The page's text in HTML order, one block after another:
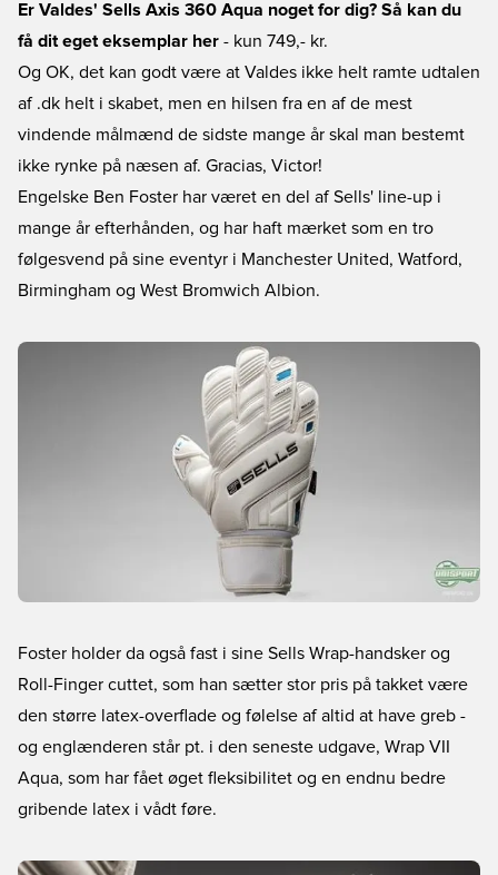
Er Valdes' Sells Axis 360 Aqua noget for dig? Så kan du
få dit eget eksemplar her - kun 749,- kr.
Og OK, det kan godt være at Valdes ikke helt ramte udtalen
af .dk helt i skabet, men en hilsen fra en af de mest
vindende målmænd de sidste mange år skal man bestemt
ikke rynke på næsen af. Gracias, Victor!
Engelske Ben Foster har været en del af Sells' line-up i
mange år efterhånden, og har haft mærket som en tro
følgesvend på sine eventyr i Manchester United, Watford,
Birmingham og West Bromwich Albion.
Foster holder da også fast i sine Sells Wrap-handsker og
Roll-Finger cuttet, som han sætter stor pris på takket være
den større latex-overflade og følelse af altid at have greb -
og englænderen står pt. i den seneste udgave, Wrap VII
Aqua, som har fået øget fleksibilitet og en endnu bedre
gribende latex i vådt føre.